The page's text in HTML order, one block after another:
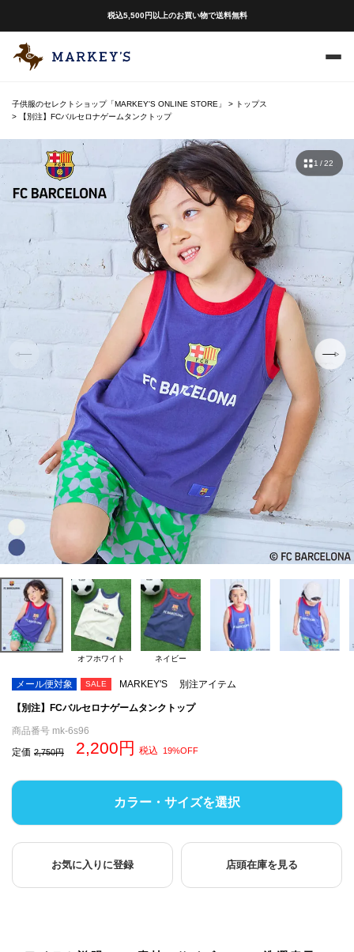
税込5,500円以上のお買い物で送料無料
子供服のセレクトショップ「MARKEY'S ONLINE STORE」
トップス
【別注】FCバルセロナゲームタンクトップ
オフホワイト ネイビー
1 / 22
メール便対象 SALE MARKEY'S 別注アイテム
【別注】FCバルセロナゲームタンクトップ
商品番号 mk-6s96
定価 2,750 2,200 税込 19%OFF
カラー・サイズを選択
お気に入りに登録 店頭在庫を見る